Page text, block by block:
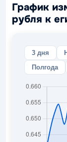
График
рубля к
3 дня
Полгода